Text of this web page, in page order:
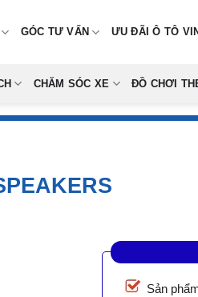
GÓC TƯ VẤN ƯU ĐÃI Ô TÔ
CHĂM SÓC XE ĐỒ CHƠI
Sản